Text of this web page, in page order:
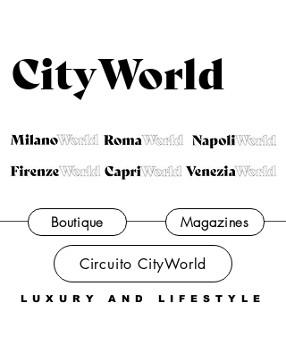
CityWorld
LUXURY AND LIFESTYLE
Magazines
Boutique
Circuito CityWorld